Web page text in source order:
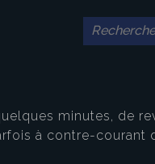
minutes, de
à contre-courant